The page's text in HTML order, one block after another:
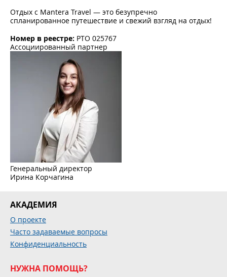
Отдых с Mantera Travel — это безупречно
спланированное путешествие и свежий взгляд на отдых!
Номер в реестре: РТО 025767
Ассоциированный партнер
Генеральный директор
Ирина Корчагина
АКАДЕМИЯ
О проекте
Часто задаваемые вопросы
Конфиденциальность
НУЖНА ПОМОЩЬ?